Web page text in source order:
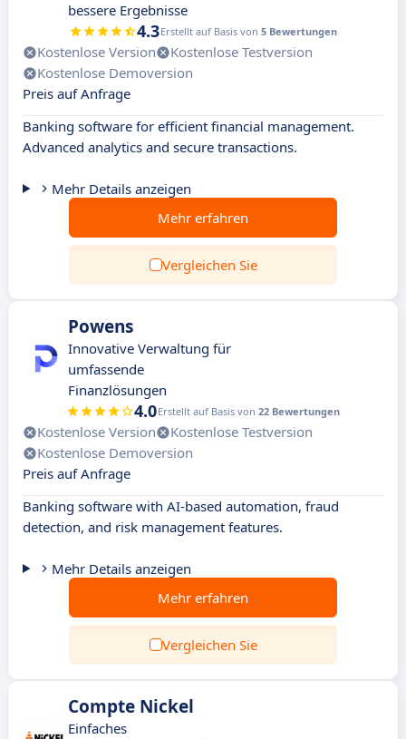
bessere Ergebnisse
4.3Erstellt auf Basis von 5 Bewertungen
Kostenlose Version
Kostenlose Testversion
Kostenlose Demoversion
Preis auf Anfrage
Banking software for efficient financial management.
Advanced analytics and secure transactions.
Mehr Details anzeigen
Mehr erfahren
Vergleichen Sie
Powens
Innovative Verwaltung für
umfassende
Finanzlösungen
4.0Erstellt auf Basis von 22 Bewertungen
Kostenlose Version
Kostenlose Testversion
Kostenlose Demoversion
Preis auf Anfrage
Banking software with AI-based automation, fraud
detection, and risk management features.
Mehr Details anzeigen
Mehr erfahren
Vergleichen Sie
Compte Nickel
Einfaches